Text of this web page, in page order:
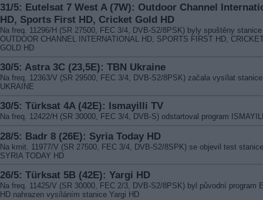
31/5: Eutelsat 7 West A (7W): Outdoor Channel
HD, Sports First HD, Cricket Gold HD
Na freq. 11296/H (SR 27500, FEC 3/4, DVB-S2/8PSK) byly spuštěny stanice
OUTDOOR CHANNEL INTERNATIONAL HD, SPORTS FIRST HD,
GOLD HD
30/5: Astra 3C (23,5E): TBN Ukraine
Na freq. 12363/V (SR 29500, FEC 3/4, DVB-S2/8PSK) začala vysílat
UKRAINE
30/5: Türksat 4A (42E): Ismayilli TV
Na freq. 12422/H (SR 30000, FEC 3/4, DVB-S) odstartoval program
28/5: Badr 8 (26E): Syria Today HD
Na kmit. 11977/V (SR 27500, FEC 3/4, DVB-S2/8SPK) se objevil test stanice
SYRIA TODAY HD
26/5: Türksat 5B (42E): Yargi HD
Na freq. 11425/V (SR 30000, FEC 2/3, DVB-S2/8PSK) byl původní program
HD nahrazen vysíláním stanice Yargi HD